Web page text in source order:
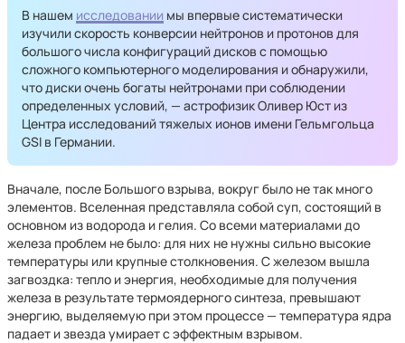
В нашем исследовании мы впервые систематически
изучили скорость конверсии нейтронов и протонов для
большого числа конфигураций дисков с помощью
сложного компьютерного моделирования и обнаружили,
что диски очень богаты нейтронами при соблюдении
определенных условий, — астрофизик Оливер Юст из
Центра исследований тяжелых ионов имени Гельмгольца
GSI в Германии.
Вначале, после Большого взрыва, вокруг было не так много
элементов. Вселенная представляла собой суп, состоящий в
основном из водорода и гелия. Со всеми материалами до
железа проблем не было: для них не нужны сильно высокие
температуры или крупные столкновения. С железом вышла
загвоздка: тепло и энергия, необходимые для получения
железа в результате термоядерного синтеза, превышают
энергию, выделяемую при этом процессе — температура ядра
падает и звезда умирает с эффектным взрывом.